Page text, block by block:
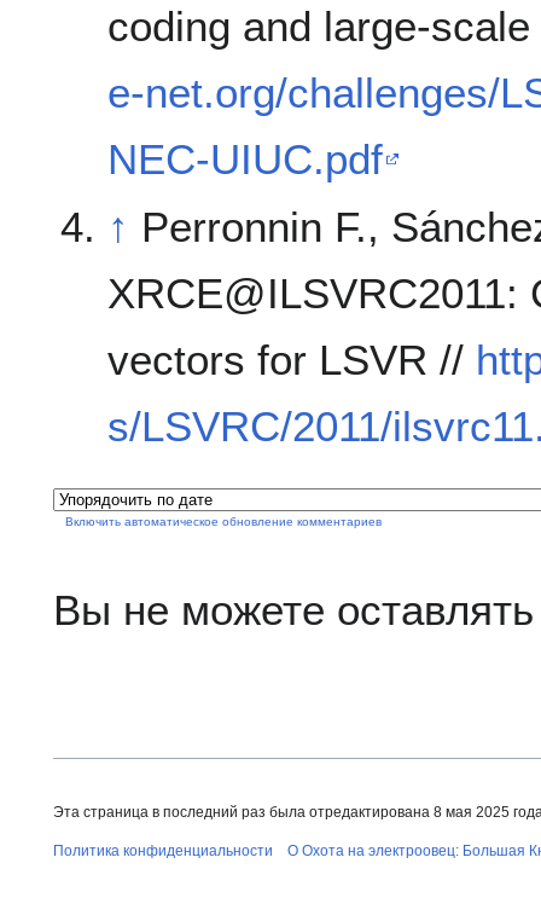
coding and large-
e-net.org/challenges/
NEC-UIUC.pdf
↑ Perronnin F.,
XRCE@ILSVRC2011:
vectors for LSVR //
s/LSVRC/2011/
Включить автоматическое обновление комментариев
Вы не можете
Эта страница в последний раз была отредактирована 8 мая 2025
Политика конфиденциальности О Охота на электроовец: Большая